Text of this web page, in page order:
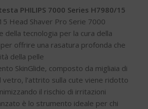
PHILIPS 7000 Series H7980/15
Head Shaver Pro Serie 7000
della tecnologia per la cura della
offrire una rasatura profonda che
della pelle
SkinGlide, composto da migliaia di
vetro, l’attrito sulla cute viene ridotto
il rischio di irritazioni
è lo strumento ideale per chi